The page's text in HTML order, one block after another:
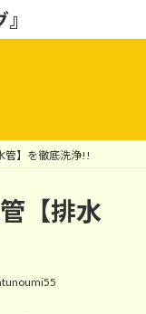
】を徹底洗浄!!
【排水